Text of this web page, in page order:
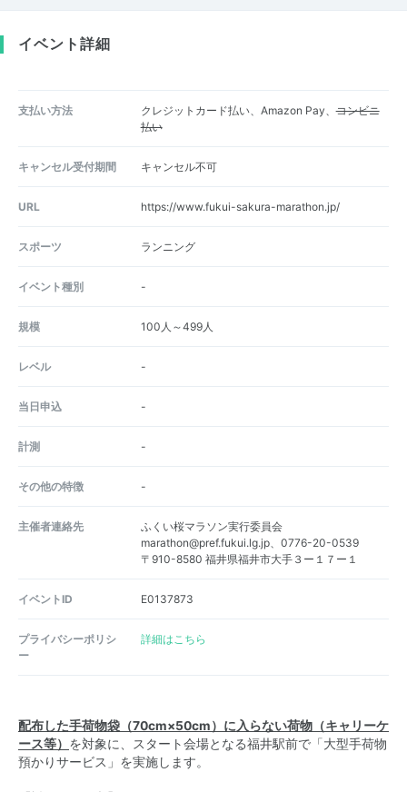
イベント詳細
支払い方法 クレジットカード払い、Amazon Pay、コンビニ
払い
キャンセル受付期間 キャンセル不可
URL https://www.fukui-sakura-marathon.jp/
スポーツ ランニング
イベント種別 -
規模 100人～499人
レベル -
当日申込 -
計測 -
その他の特徴 -
主催者連絡先
ふくい桜マラソン実行委員会
marathon@pref.fukui.lg.jp、0776-20-0539
〒910-8580 福井県福井市大手３ー１７ー１
イベントID E0137873
プライバシーポリシ
ー
詳細はこちら
配布した手荷物袋（70cm×50cm）に入らない荷物（キャリーケ
ース等） を対象に、スタート会場となる福井駅前で「大型手荷物
預かりサービス」を実施します。